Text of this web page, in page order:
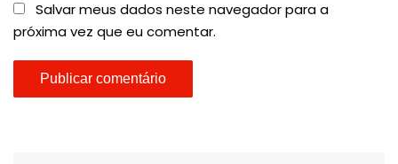
Salvar meus dados neste navegador para a
próxima vez que eu comentar.